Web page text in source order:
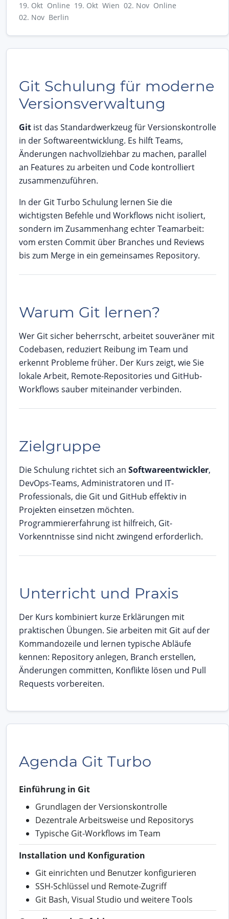
19. Okt Online 19. Okt Wien 02. Nov Online
02. Nov Berlin
Git Schulung für moderne
Versionsverwaltung
Git ist das Standardwerkzeug für Versionskontrolle
in der Softwareentwicklung. Es hilft Teams,
Änderungen nachvollziehbar zu machen, parallel
an Features zu arbeiten und Code kontrolliert
zusammenzuführen.
In der Git Turbo Schulung lernen Sie die
wichtigsten Befehle und Workflows nicht isoliert,
sondern im Zusammenhang echter Teamarbeit:
vom ersten Commit über Branches und Reviews
bis zum Merge in ein gemeinsames Repository.
Warum Git lernen?
Wer Git sicher beherrscht, arbeitet souveräner mit
Codebasen, reduziert Reibung im Team und
erkennt Probleme früher. Der Kurs zeigt, wie Sie
lokale Arbeit, Remote-Repositories und GitHub-
Workflows sauber miteinander verbinden.
Zielgruppe
Die Schulung richtet sich an Softwareentwickler,
DevOps-Teams, Administratoren und IT-
Professionals, die Git und GitHub effektiv in
Projekten einsetzen möchten.
Programmiererfahrung ist hilfreich, Git-
Vorkenntnisse sind nicht zwingend erforderlich.
Unterricht und Praxis
Der Kurs kombiniert kurze Erklärungen mit
praktischen Übungen. Sie arbeiten mit Git auf der
Kommandozeile und lernen typische Abläufe
kennen: Repository anlegen, Branch erstellen,
Änderungen committen, Konflikte lösen und Pull
Requests vorbereiten.
Agenda Git Turbo
Einführung in Git
Grundlagen der Versionskontrolle
Dezentrale Arbeitsweise und Repositorys
Typische Git-Workflows im Team
Installation und Konfiguration
Git einrichten und Benutzer konfigurieren
SSH-Schlüssel und Remote-Zugriff
Git Bash, Visual Studio und weitere Tools